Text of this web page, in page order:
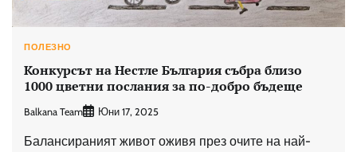
ПОЛЕЗНО
Конкурсът на Нестле България събра близо
1000 цветни послания за по-добро бъдеще
Balkana Team Юни 17, 2025
Балансираният живот оживя през очите на най-